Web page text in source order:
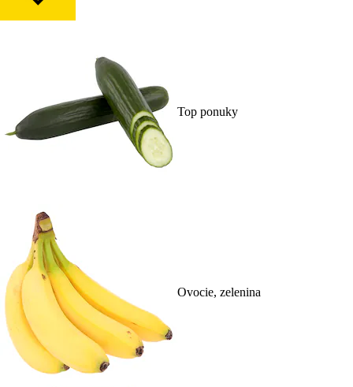
Top ponuky
Ovocie, zelenina